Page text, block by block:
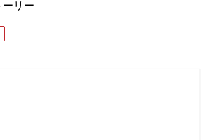
ーリー